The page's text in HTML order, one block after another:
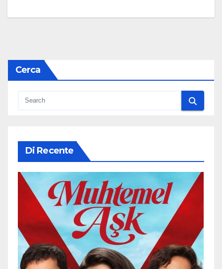
Cerca
Di Recente